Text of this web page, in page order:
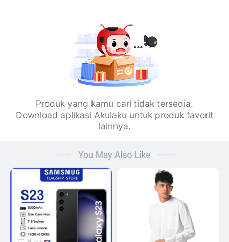
Produk yang kamu cari tidak tersedia.
Download aplikasi Akulaku untuk produk favorit
lainnya.